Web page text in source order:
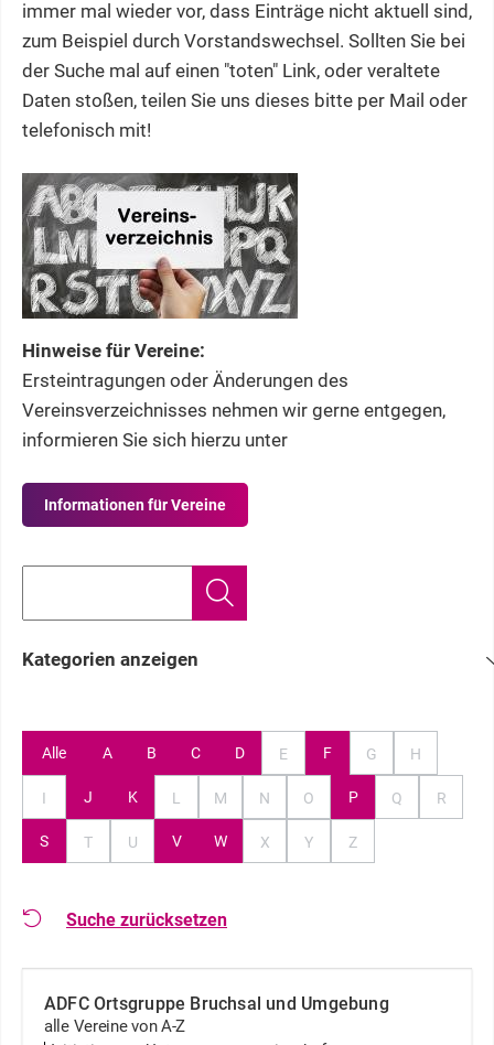
immer mal wieder vor, dass Einträge nicht aktuell sind,
zum Beispiel durch Vorstandswechsel. Sollten Sie bei
der Suche mal auf einen "toten" Link, oder veraltete
Daten stoßen, teilen Sie uns dieses bitte per Mail oder
telefonisch mit!
Hinweise für Vereine:
Ersteintragungen oder Änderungen des
Vereinsverzeichnisses nehmen wir gerne entgegen,
informieren Sie sich hierzu unter
Informationen für Vereine
Kategorien anzeigen
Alle A B C D E F G H
I J K L M N O P Q R
S T U V W X Y Z
Suche zurücksetzen
ADFC Ortsgruppe Bruchsal und Umgebung
alle Vereine von A-Z